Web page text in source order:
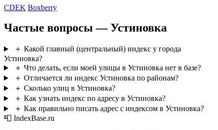
CDEK Boxberry
Частые вопросы — Устиновка
＋ Какой главный (центральный) индекс у города
Устиновка?
＋ Что делать, если моей улицы в Устиновка нет в базе?
＋ Отличается ли индекс Устиновка по районам?
＋ Сколько улиц в Устиновка?
＋ Как узнать индекс по адресу в Устиновка?
＋ Как правильно писать адрес с индексом в Устиновка?
📮 IndexBase.ru